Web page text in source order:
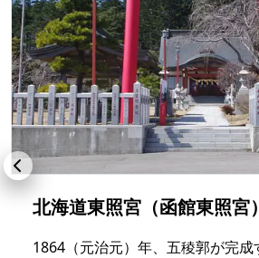
北海道東照宮（函館東照宮）
1864（元治元）年、五稜郭が完